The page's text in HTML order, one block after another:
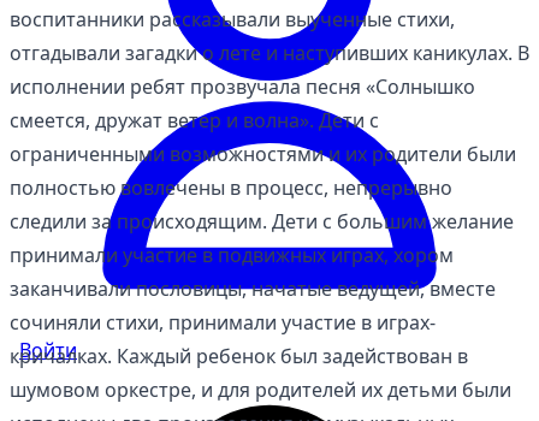
Войти
воспитанники рассказывали выученные стихи,
отгадывали загадки о лете и наступивших каникулах. В
исполнении ребят прозвучала песня «Солнышко
смеется, дружат ветер и волна». Дети с
ограниченными возможностями и их родители были
полностью вовлечены в процесс, непрерывно
следили за происходящим. Дети с большим желание
принимали участие в подвижных играх, хором
заканчивали пословицы, начатые ведущей, вместе
сочиняли стихи, принимали участие в играх-
кричалках. Каждый ребенок был задействован в
шумовом оркестре, и для родителей их детьми были